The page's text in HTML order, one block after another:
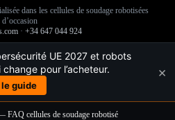
dans les cellules de soudage robotisées
d’occasion
· +34 647 044 924
UE 2027 et robots
pour l’acheteur.
guide
×
FAQ cellules de soudage robotisé